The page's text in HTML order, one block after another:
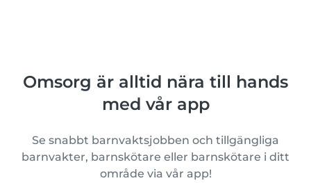
Omsorg är alltid nära till hands
med vår app
Se snabbt barnvaktsjobben och tillgängliga
barnvakter, barnskötare eller barnskötare i ditt
område via vår app!